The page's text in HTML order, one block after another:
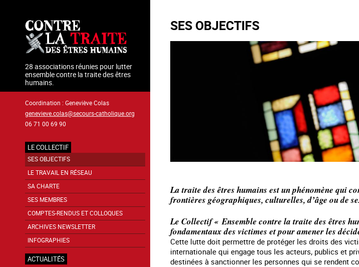
contenu
principal
28 associations réunies pour lutter
ensemble contre la traite des êtres
humains.
Coordination : Geneviève Colas
genevieve.colas@secours-catholique.org
06 71 00 69 90
Navigation
principale
LE COLLECTIF
SES OBJECTIFS
LE TRAVAIL EN RÉSEAU
SA CHARTE
SES MEMBRES
COMPTES-RENDUS ET COLLOQUES
ARCHIVES NEWSLETTER
INFOGRAPHIES
ACTUALITÉS
SES OBJECTIFS
La traite des êtres humains est un phénomène qui
frontières géographiques, culturelles, d’âge ou de
Le Collectif « Ensemble contre la traite des êtres
fondamentaux des victimes et pour amener les
Cette lutte doit permettre de protéger les droits des
internationale qui engage tous les acteurs, publics et
destinées à sanctionner les personnes qui se rendent